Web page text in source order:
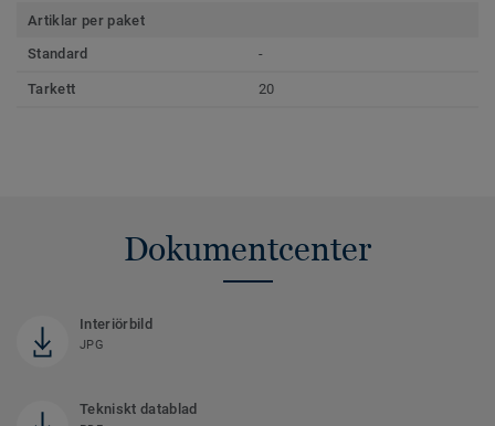
Artiklar per paket
Standard
-
Tarkett 20
Dokumentcenter
Interiörbild
JPG
Tekniskt datablad